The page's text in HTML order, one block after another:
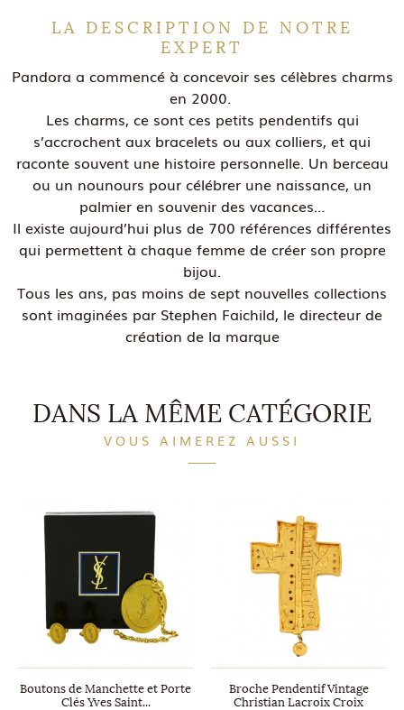
LA DESCRIPTION DE NOTRE
EXPERT
Pandora a commencé à concevoir ses célèbres charms
en 2000.
Les charms, ce sont ces petits pendentifs qui
s’accrochent aux bracelets ou aux colliers, et qui
raconte souvent une histoire personnelle. Un berceau
ou un nounours pour célébrer une naissance, un
palmier en souvenir des vacances…
Il existe aujourd’hui plus de 700 références différentes
qui permettent à chaque femme de créer son propre
bijou.
Tous les ans, pas moins de sept nouvelles collections
sont imaginées par Stephen Faichild, le directeur de
création de la marque
DANS LA MÊME CATÉGORIE
VOUS AIMEREZ AUSSI
Boutons de Manchette et Porte
Clés Yves Saint...
Broche Pendentif Vintage
Christian Lacroix Croix